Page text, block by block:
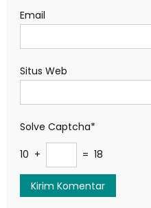
Email
Situs Web
Solve Captcha*
10 +
= 18